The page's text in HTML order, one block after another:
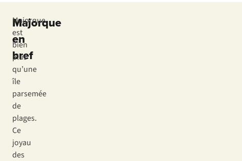
Majorque
en
bref
Majorque
est
bien
plus
qu’une
île
parsemée
de
plages.
Ce
joyau
des